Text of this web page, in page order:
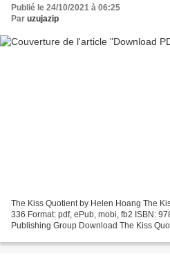
Publié le 24/10/2021 à 06:25
Par uzujazip
The Kiss Quotient by Helen Hoang The
336 Format: pdf, ePub, mobi, fb2 ISBN:
Publishing Group Download The Kiss